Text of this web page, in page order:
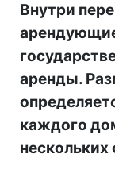
Внутри
аренды.
каждого